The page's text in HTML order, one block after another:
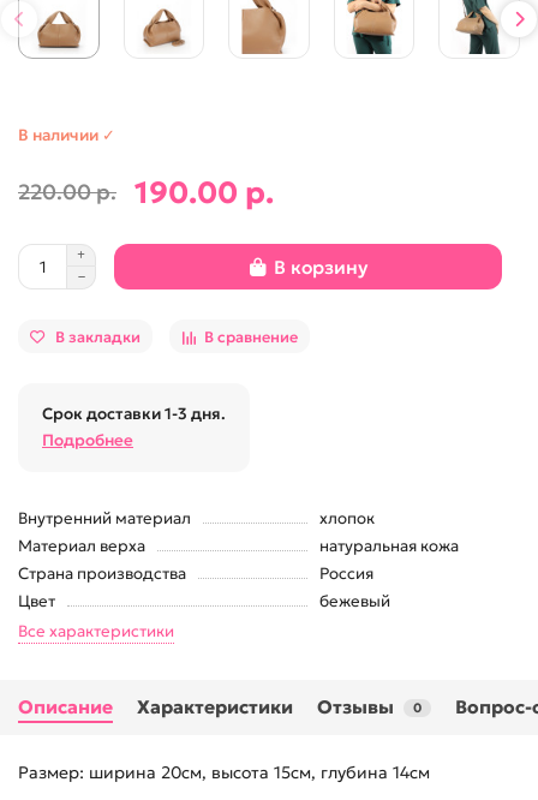
В наличии ✓
220.00 р. 190.00 р.
В корзину
В закладки В сравнение
Срок доставки 1-3 дня.
Подробнее
Внутренний материал
хлопок
Материал верха
натуральная кожа
Страна производства
Россия
Цвет
бежевый
Все характеристики
Описание Характеристики Отзывы 0 Вопрос-
Размер: ширина 20см, высота 15см, глубина 14см